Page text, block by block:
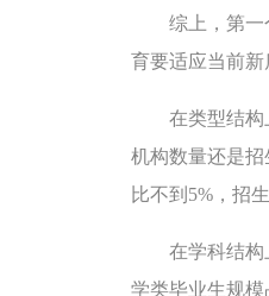
综上，第一个
育要适应当前
在类型结构上
机构数量还是
比不到5%，招
在学科结构上
学类毕业生规